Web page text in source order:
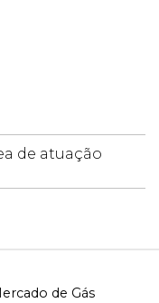
de atuação
de Gás